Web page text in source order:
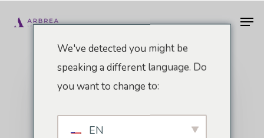
Hauptinhalt
We've detected you might be
speaking a different language. Do
you want to change to:
EN